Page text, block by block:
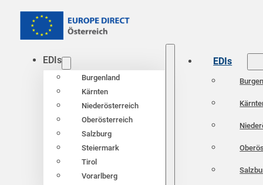
EDIs
Burgenland
Kärnten
Niederösterreich
Oberösterreich
Salzburg
Steiermark
Tirol
Vorarlberg
EDIs